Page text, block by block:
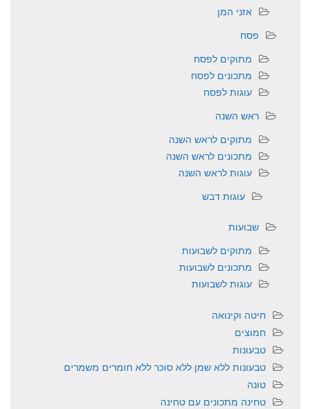
אזני המן
פסח
מתוקים לפסח
מתכונים לפסח
עוגות לפסח
ראש השנה
מתוקים לראש השנה
מתכונים לראש השנה
עוגות לראש השנה
עוגות דבש
שבועות
מתוקים לשבועות
מתכונים לשבועות
עוגות לשבועות
חיטה וקינואה
חמוצים
טבעונות
טבעונות ללא שמן ללא סוכר ללא חומרים משמרים
טונה
טחינה מתכונים עם טחינה